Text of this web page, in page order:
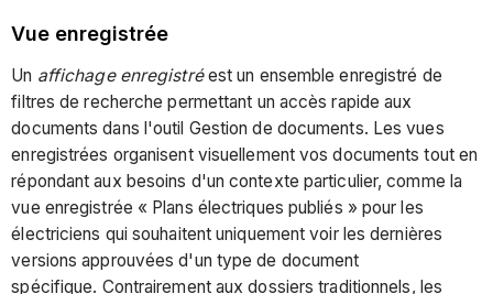
Vue enregistrée
Un affichage enregistréest un ensemble enregistré de
filtres de recherche permettant un accès rapide aux
documents dans l'outil Gestion de documents. Les vues
enregistrées organisent visuellement vos documents tout en
répondant aux besoins d'un contexte particulier, comme la
vue enregistrée « Plans électriques publiés » pour les
électriciens qui souhaitent uniquement voir les dernières
versions approuvées d'un type de document
spécifique. Contrairement aux dossiers traditionnels, les